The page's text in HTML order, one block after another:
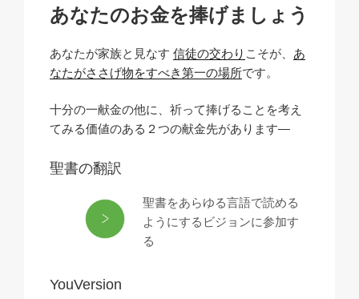
あなたのお金を捧げましょう
あなたが家族と見なす 信徒の交わり こそが、 あ
なたがささげ物をすべき第一の場所です。
十分の一献金の他に、祈って捧げることを考え
てみる価値のある２つの献金先があります―
聖書の翻訳
聖書をあらゆる言語で読める
ようにするビジョンに参加す
る
YouVersion